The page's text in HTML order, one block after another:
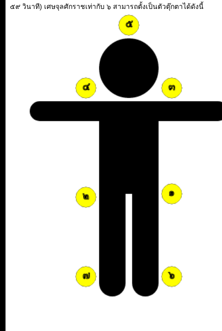
๕๙ วินาที) เศษจุลศักราชเท่ากับ ๖ สามารถตั้งเป็นตัวตุ๊กตาได้ดังนี้